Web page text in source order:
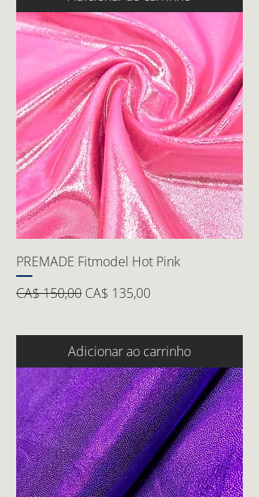
PREMADE Fitmodel Hot Pink
Preço normal
CA$ 150,00 Preço promocional
CA$ 135,00
Adicionar ao carrinho